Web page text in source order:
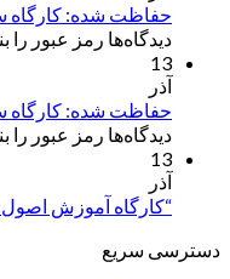
حفاظت شده: کارگاه
دیدگاه‌ها رمز عبور را
13
آذر
حفاظت شده: کارگاه
دیدگاه‌ها رمز عبور را
13
آذر
“کارگاه آموزش
دسترسی سریع